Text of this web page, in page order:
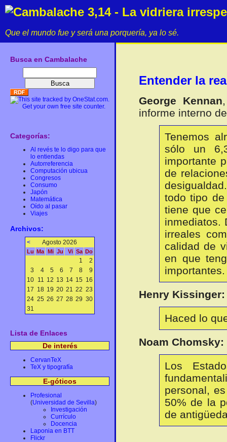
Cambalache 3,14 - La vidriera
Que el mundo fue y será una porquería, ya lo sé.
Entender la
George Kennan
informe interno
Tenemos
sólo un
importante
de
todo tipo
tiene que
inmediatos.
irreales
calidad de
en que
importantes.
Henry Kissinger:
Haced lo
Noam Chomsky:
Los
personal,
50% de la
de
Busca en Cambalache
Categorías:
Al revés te lo digo para que
lo entiendas
Autorreferencia
Computación ubicua
Congresos
Consumo
Japón
Matemática
Oído al pasar
Viajes
Archivos:
< Agosto 2026
Lu Ma Mi Ju Vi Sa Do
1
2
3
4 5 6 7 8
9
10 11 12 13 14 15 16
17 18 19 20 21 22 23
24 25 26 27 28 29 30
31
Lista de Enlaces
De interés
CervanTeX
TeX y tipografía
E-góticos
Profesional
(Universidad de Sevilla)
Investigación
Currículo
Docencia
Laponia en BTT
Flickr